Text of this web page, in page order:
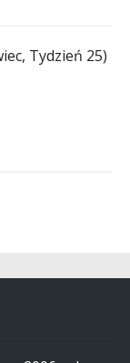
Tydzień 25)